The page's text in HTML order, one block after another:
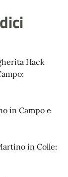
Hack
in Campo e
in Colle: